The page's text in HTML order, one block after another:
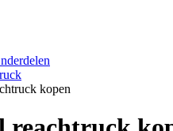
kopen